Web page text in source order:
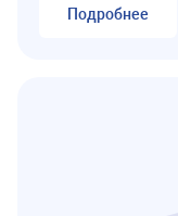
Подробнее